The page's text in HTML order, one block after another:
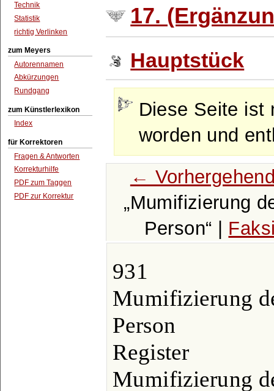
Technik
Statistik
richtig Verlinken
zum Meyers
Autorennamen
Abkürzungen
Rundgang
zum Künstlerlexikon
Index
für Korrektoren
Fragen & Antworten
Korrekturhilfe
PDF zum Taggen
PDF zur Korrektur
17.
Hauptstück
Diese Seite ist
worden und
←
Mumifizierung
Person
931
Mumifizierung
Person
Register
Mumifizierung